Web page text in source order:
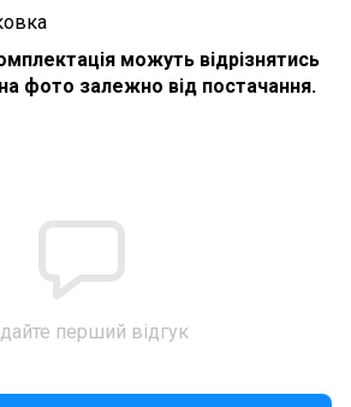
можуть відрізнятись
фото залежно від постачання.
перший відгук